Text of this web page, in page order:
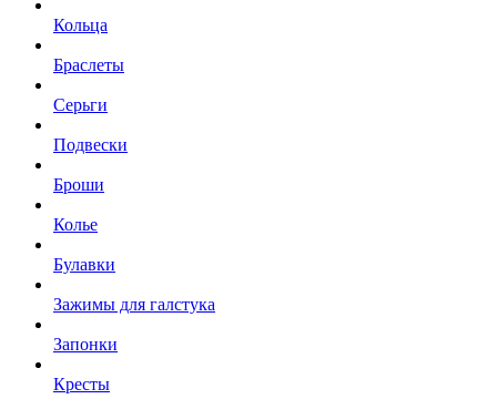
Кольца
Браслеты
Серьги
Подвески
Броши
Колье
Булавки
Зажимы для галстука
Запонки
Кресты